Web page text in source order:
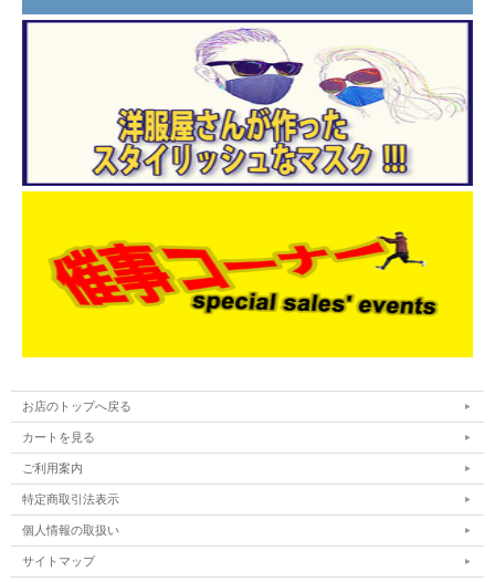
お店のトップへ戻る
カートを見る
ご利用案内
特定商取引法表示
個人情報の取扱い
サイトマップ